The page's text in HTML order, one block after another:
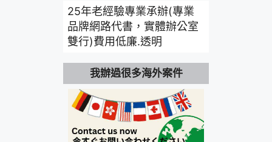
25年老經驗專業承辦(專業
品牌網路代書，實體辦公室
雙行)費用低廉.透明
我辦過很多海外案件